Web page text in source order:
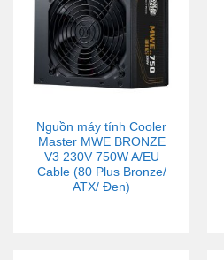
Nguồn máy tính Cooler
Master MWE BRONZE
V3 230V 750W A/EU
Cable (80 Plus Bronze/
ATX/ Đen)